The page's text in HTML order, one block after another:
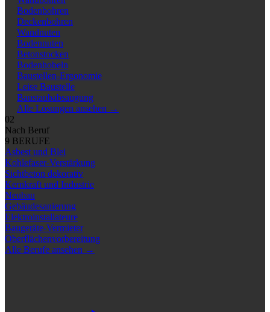
Bodenbohren
Deckenbohren
Wandnuten
Bodennuten
Betonstocken
Bodenhobeln
Baustellen-Ergonomie
Leise Baustelle
Baustaubabsaugung
Alle Lösungen ansehen →
02
Nach Beruf
9 BERUFE
Asbest und Blei
Kohlefaser-Verstärkung
Sichtbeton dekorativ
Kernkraft und Industrie
Neubau
Gebäudesanierung
Elektroinstallateure
Baugeräte-Vermieter
Oberflächenvorbereitung
Alle Berufe ansehen →